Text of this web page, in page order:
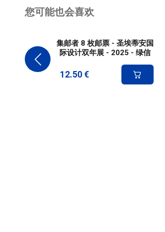
您可能也会喜欢
集邮者 8 枚邮票 - 圣埃蒂安国
际设计双年展 - 2025 - 绿信
12.50 €